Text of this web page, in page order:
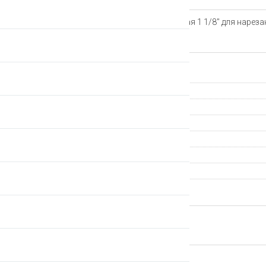
Плашка CYCLUS TOOLS круглая 1 1/8'' для
Группа компонентов
Гарантия
Назначение инструмента